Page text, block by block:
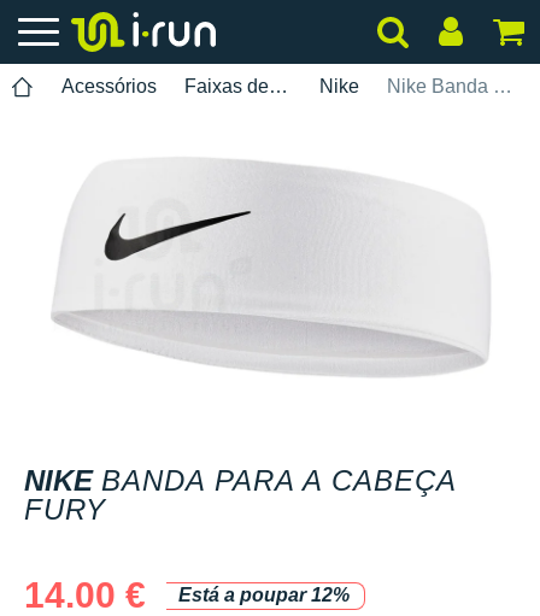
Acessórios Faixas de cabeça Nike Nike Banda para a Cabeça Fury
NIKE BANDA PARA A CABEÇA
FURY
14.00 €
Está a poupar 12%